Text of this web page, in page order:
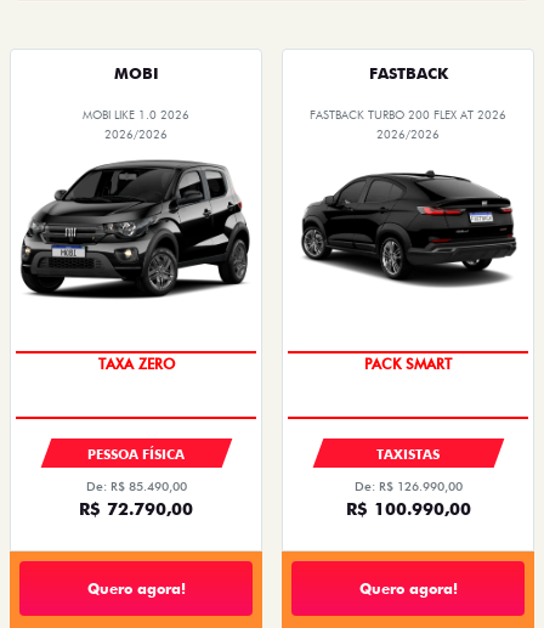
MOBI
MOBI LIKE 1.0 2026
2026/2026
TAXA ZERO
PESSOA FÍSICA
De: R$ 85.490,00
R$ 72.790,00
Quero agora!
FASTBACK
FASTBACK TURBO 200 FLEX AT 2026
2026/2026
PACK SMART
TAXISTAS
De: R$ 126.990,00
R$ 100.990,00
Quero agora!